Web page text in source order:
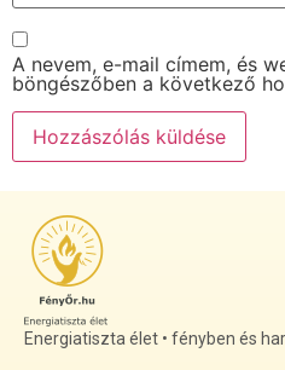
A nevem, e-mail címem, és
böngészőben a következő
Energiatiszta élet • fényben és